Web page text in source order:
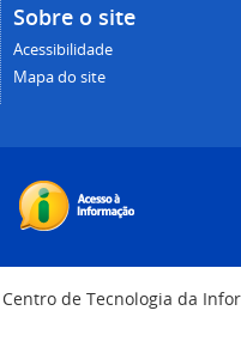
Sobre o site
Acessibilidade
Mapa do site
Centro de Tecnologia da